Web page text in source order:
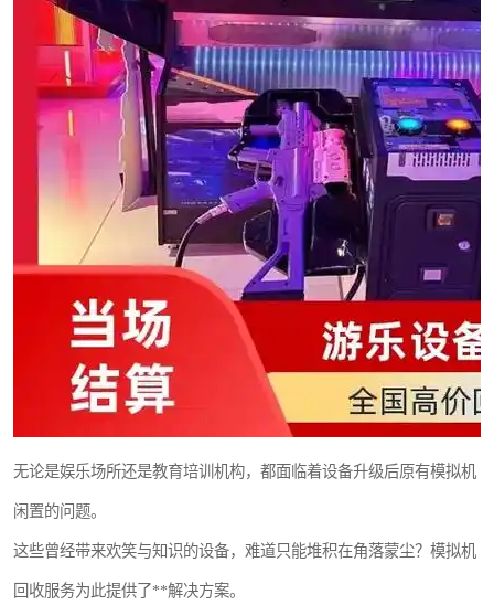
无论是娱乐场所还是教育培训机构，都面临着设备升级后原有模拟机
闲置的问题。
这些曾经带来欢笑与知识的设备，难道只能堆积在角落蒙尘？模拟机
回收服务为此提供了**解决方案。